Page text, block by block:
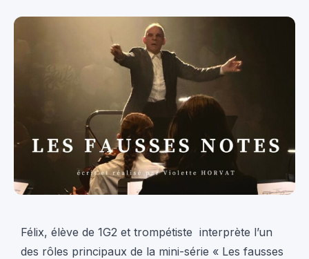
Félix, élève de 1G2 et trompétiste interprète l’un
des rôles principaux de la mini-série « Les fausses